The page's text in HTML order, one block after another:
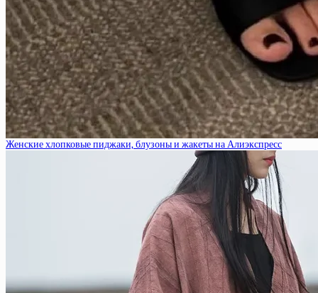
Женские хлопковые пиджаки, блузоны и жакеты на Алиэкспресс